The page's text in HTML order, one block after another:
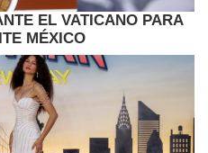
EL VATICANO PARA
MÉXICO